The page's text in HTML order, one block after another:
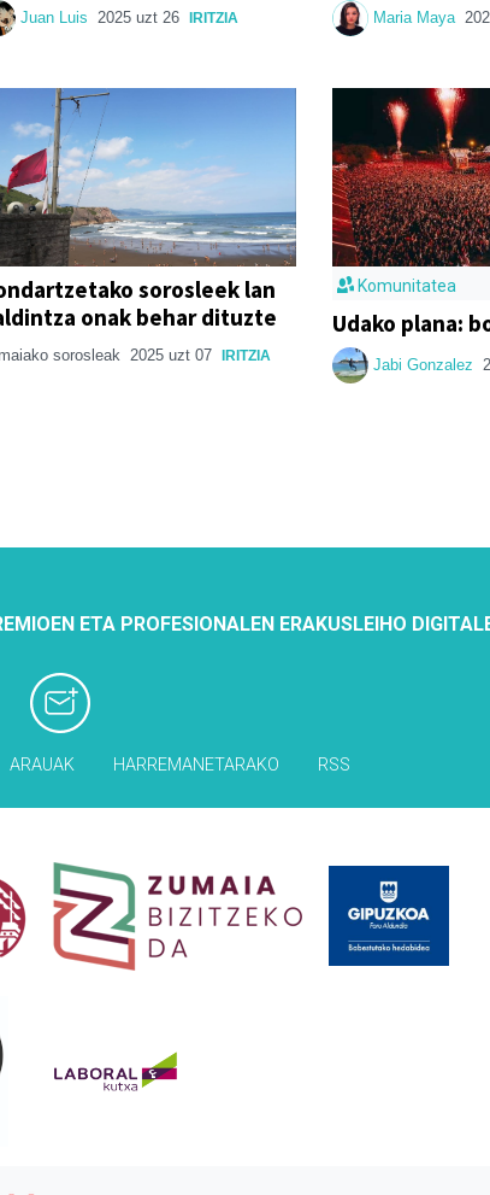
Juan Luis 2025 uzt 26 IRITZIA Maria Maya
sorosleek lan
onak behar dituzte
sorosleak 2025 uzt 07 IRITZIA
Komunitatea
Udako plana:
Jabi Gonzalez
ETA PROFESIONALEN ERAKUSLEIHO
ARAUAK HARREMANETARAKO RSS